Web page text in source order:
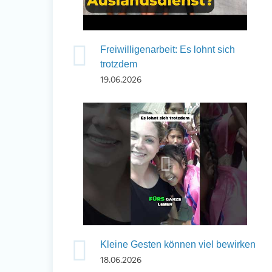
Auslandserfahrung
Sammeln und
Engagieren
Initiativbewerbung
Freiwilligenarbeit: Es lohnt sich
trotzdem
19.06.2026
Kleine Gesten können viel bewirken
18.06.2026